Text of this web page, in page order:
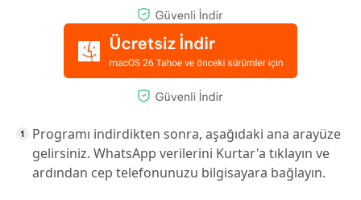
Programı indirdikten sonra, aşağıdaki ana arayüze
gelirsiniz. WhatsApp verilerini Kurtar'a tıklayın ve
ardından cep telefonunuzu bilgisayara bağlayın.